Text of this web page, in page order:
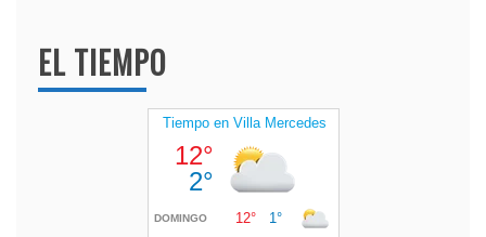
EL TIEMPO